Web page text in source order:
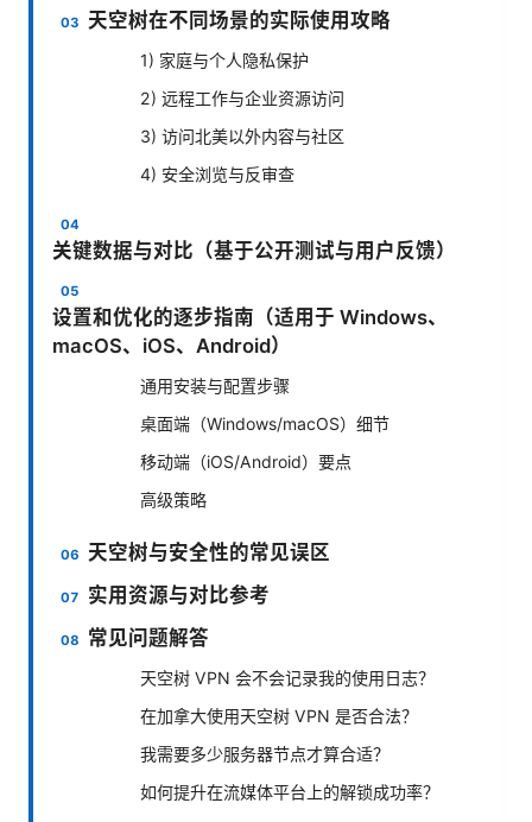
天空树在不同场景的实际使用攻略
1) 家庭与个人隐私保护
2) 远程工作与企业资源访问
3) 访问北美以外内容与社区
4) 安全浏览与反审查
关键数据与对比（基于公开测试与用户反馈）
设置和优化的逐步指南（适用于 Windows、
macOS、iOS、Android）
通用安装与配置步骤
桌面端（Windows/macOS）细节
移动端（iOS/Android）要点
高级策略
天空树与安全性的常见误区
实用资源与对比参考
常见问题解答
天空树 VPN 会不会记录我的使用日志？
在加拿大使用天空树 VPN 是否合法？
我需要多少服务器节点才算合适？
如何提升在流媒体平台上的解锁成功率？